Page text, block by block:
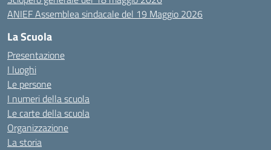
ANIEF Assemblea sindacale del 19 Maggio 2026
La Scuola
Presentazione
I luoghi
Le persone
I numeri della scuola
Le carte della scuola
Organizzazione
La storia